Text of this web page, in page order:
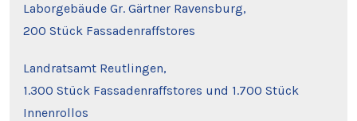
Laborgebäude Gr. Gärtner Ravensburg,
200 Stück Fassadenraffstores
Landratsamt Reutlingen,
1.300 Stück Fassadenraffstores und 1.700 Stück
Innenrollos